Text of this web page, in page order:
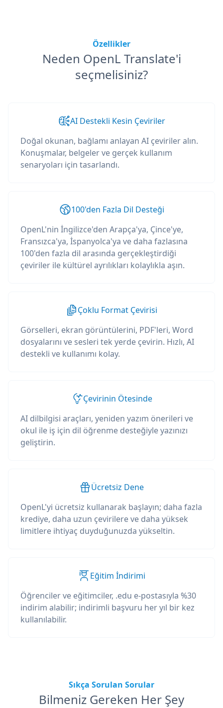
Özellikler
Neden OpenL Translate'i
seçmelisiniz?
AI Destekli Kesin Çeviriler
Doğal okunan, bağlamı anlayan AI çeviriler alın.
Konuşmalar, belgeler ve gerçek kullanım
senaryoları için tasarlandı.
100'den Fazla Dil Desteği
OpenL'nin İngilizce'den Arapça'ya, Çince'ye,
Fransızca'ya, İspanyolca'ya ve daha fazlasına
100'den fazla dil arasında gerçekleştirdiği
çeviriler ile kültürel ayrılıkları kolaylıkla aşın.
Çoklu Format Çevirisi
Görselleri, ekran görüntülerini, PDF'leri, Word
dosyalarını ve sesleri tek yerde çevirin. Hızlı, AI
destekli ve kullanımı kolay.
Çevirinin Ötesinde
AI dilbilgisi araçları, yeniden yazım önerileri ve
okul ile iş için dil öğrenme desteğiyle yazınızı
geliştirin.
Ücretsiz Dene
OpenL'yi ücretsiz kullanarak başlayın; daha fazla
krediye, daha uzun çevirilere ve daha yüksek
limitlere ihtiyaç duyduğunuzda yükseltin.
Eğitim İndirimi
Öğrenciler ve eğitimciler, .edu e-postasıyla %30
indirim alabilir; indirimli başvuru her yıl bir kez
kullanılabilir.
Sıkça Sorulan Sorular
Bilmeniz Gereken Her Şey